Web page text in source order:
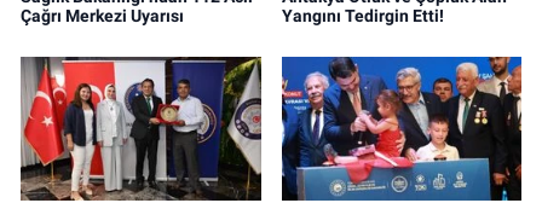
Çağrı Merkezi Uyarısı
Yangını Tedirgin Etti!